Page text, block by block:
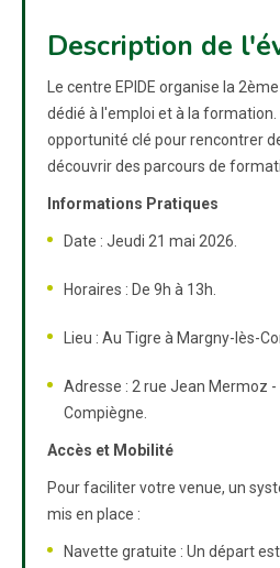
Description de
Le centre EPIDE organise la
dédié à l'emploi et à la
opportunité clé pour rencontrer
découvrir des parcours de
Informations Pratiques
Date : Jeudi 21 mai 2026.
Horaires : De 9h à 13h.
Lieu : Au Tigre à Margny-lès-
Adresse : 2 rue Jean Mermoz
Compiègne.
Accès et Mobilité
Pour faciliter votre venue, un
mis en place :
Navette gratuite : Un départ